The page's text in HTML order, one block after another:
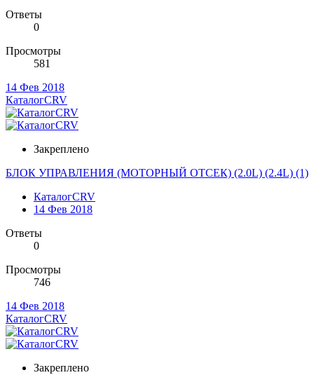
Ответы
0
Просмотры
581
14 Фев 2018
КаталогCRV
Закреплено
БЛОК УПРАВЛЕНИЯ (МОТОРНЫЙ ОТСЕК) (2.0L) (2.4L) (1)
КаталогCRV
14 Фев 2018
Ответы
0
Просмотры
746
14 Фев 2018
КаталогCRV
Закреплено